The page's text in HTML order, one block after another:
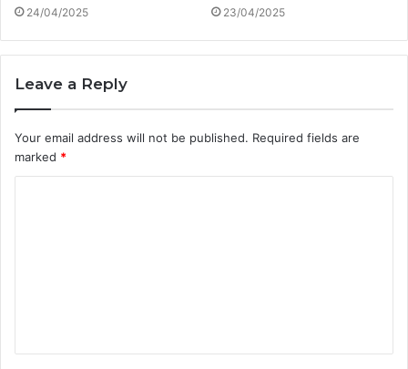
24/04/2025 23/04/2025
Leave a Reply
Your email address will not be published. Required fields are
marked *
t